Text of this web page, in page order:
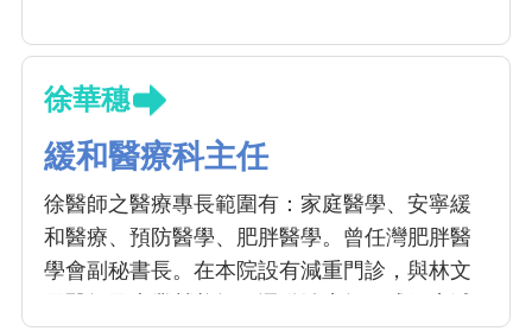
徐華穗
緩和醫療科主任
徐醫師之醫療專長範圍有：家庭醫學、安寧緩
和醫療、預防醫學、肥胖醫學。曾任灣肥胖醫
學會副秘書長。在本院設有減重門診，與林文